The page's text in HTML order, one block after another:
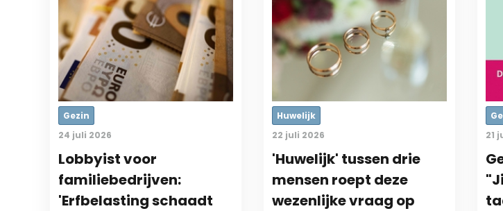
Gezin
24 juli 2026
Lobbyist voor
familiebedrijven:
'Erfbelasting schaadt
Huwelijk
22 juli 2026
'Huwelijk' tussen drie
mensen roept deze
wezenlijke vraag op
21